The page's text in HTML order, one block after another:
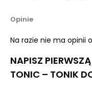
Opinie
Na razie nie ma opinii
NAPISZ
TONIC – TONIK